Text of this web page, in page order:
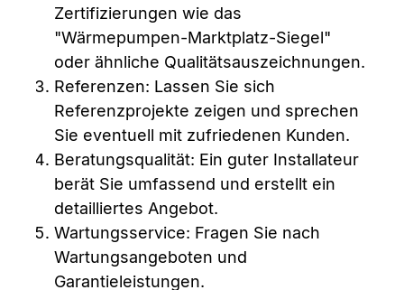
Zertifizierungen wie das
"Wärmepumpen-Marktplatz-Siegel"
oder ähnliche Qualitätsauszeichnungen.
Referenzen: Lassen Sie sich
Referenzprojekte zeigen und sprechen
Sie eventuell mit zufriedenen Kunden.
Beratungsqualität: Ein guter Installateur
berät Sie umfassend und erstellt ein
detailliertes Angebot.
Wartungsservice: Fragen Sie nach
Wartungsangeboten und
Garantieleistungen.